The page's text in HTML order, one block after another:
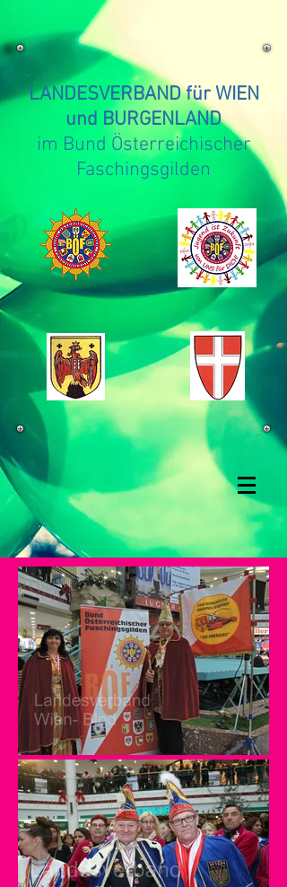
LANDESVERBAND für WIEN
und BURGENLAND
im Bund Österreichischer
Faschingsgilden